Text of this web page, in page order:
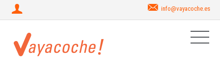
info@vayacoche.es